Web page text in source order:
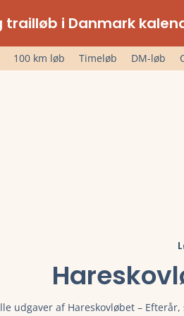
trailløb i Danmark
100 km løb Timeløb DM-løb
udgaver af Hareskovløbet –